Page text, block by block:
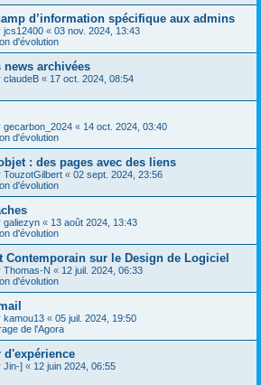
d’information spécifique aux admins
jcs12400 « 03 nov. 2024, 13:43
d'évolution
archivées
claudeB « 17 oct. 2024, 08:54
gecarbon_2024 « 14 oct. 2024, 03:40
d'évolution
: des pages avec des liens
TouzotGilbert « 02 sept. 2024, 23:56
d'évolution
galiezyn « 13 août 2024, 13:43
d'évolution
Contemporain sur le Design de Logiciel
Thomas-N « 12 juil. 2024, 06:33
d'évolution
kamou13 « 05 juil. 2024, 19:50
de l'Agora
d'expérience
Jin-] « 12 juin 2024, 06:55